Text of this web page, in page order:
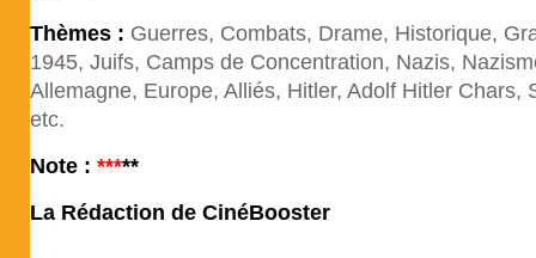
Thèmes : Guerres, Combats, Drame, Historique,
1945, Juifs, Camps de Concentration, Nazis,
Allemagne, Europe, Alliés, Hitler, Adolf Hitler Chars,
etc.
Note : *****
La Rédaction de CinéBooster